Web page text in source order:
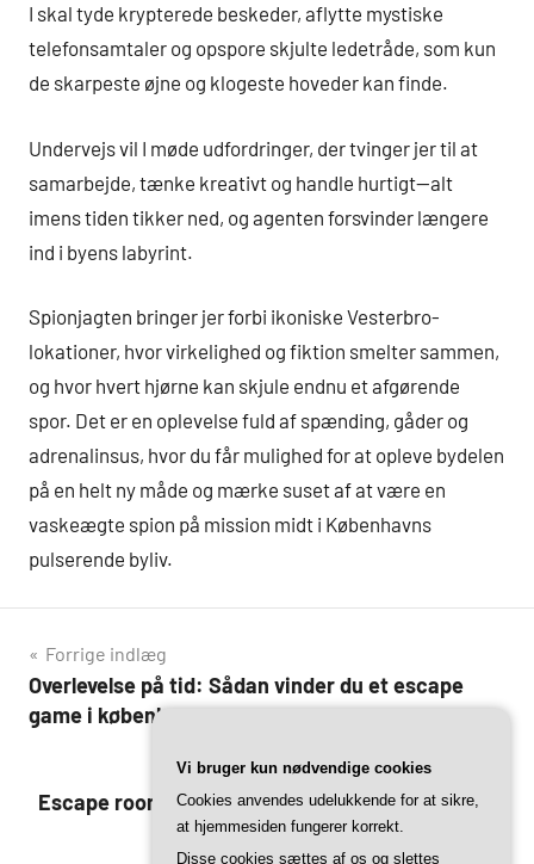
I skal tyde krypterede beskeder, aflytte mystiske
telefonsamtaler og opspore skjulte ledetråde, som kun
de skarpeste øjne og klogeste hoveder kan finde.
Undervejs vil I møde udfordringer, der tvinger jer til at
samarbejde, tænke kreativt og handle hurtigt—alt
imens tiden tikker ned, og agenten forsvinder længere
ind i byens labyrint.
Spionjagten bringer jer forbi ikoniske Vesterbro-
lokationer, hvor virkelighed og fiktion smelter sammen,
og hvor hvert hjørne kan skjule endnu et afgørende
spor. Det er en oplevelse fuld af spænding, gåder og
adrenalinsus, hvor du får mulighed for at opleve bydelen
på en helt ny måde og mærke suset af at være en
vaskeægte spion på mission midt i Københavns
pulserende byliv.
Indlægsnavigation
Forrige indlæg
Overlevelse på tid: Sådan vinder du et escape
game i københavn
Næste indlæg
Escape room trends 2024: Hvad kan vi forvente i
københavn?
Vi bruger kun nødvendige cookies
Cookies anvendes udelukkende for at sikre,
at hjemmesiden fungerer korrekt.
Disse cookies sættes af os og slettes